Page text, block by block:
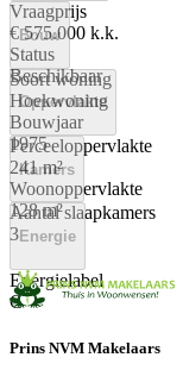
Vraagprijs
€ 575.000 k.k.
Status
Beschikbaar
Bouw
Soort woning
Hoekwoning
Bouwjaar
1975
Oppervlakte
Perceeloppervlakte
241 m²
Woonoppervlakte
128 m²
Kamers
Aantal slaapkamers
3 Energie
Energielabel
C
Prins NVM Makelaars